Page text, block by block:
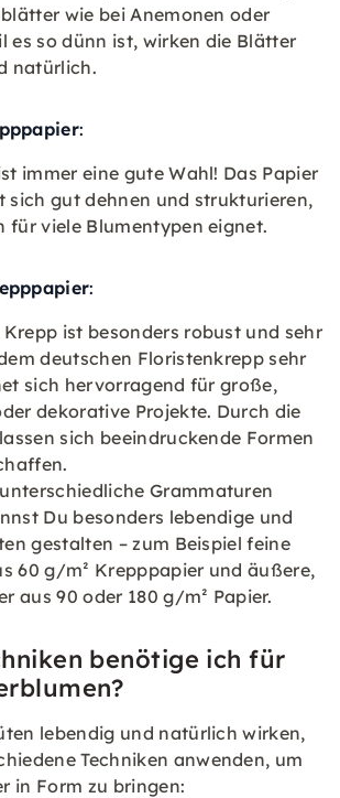
wie bei Anemonen oder
es so dünn ist, wirken die Blätter
natürlich.
:
immer eine gute Wahl! Das Papier
sich gut dehnen und strukturieren,
für viele Blumentypen eignet.
:
Krepp ist besonders robust und sehr
deutschen Floristenkrepp sehr
sich hervorragend für große,
dekorative Projekte. Durch die
sich beeindruckende Formen
Grammaturen
Du besonders lebendige und
gestalten – zum Beispiel feine
60 g/m² Krepppapier und äußere,
aus 90 oder 180 g/m² Papier.
benötige ich für
lebendig und natürlich wirken,
Techniken anwenden, um
in Form zu bringen: